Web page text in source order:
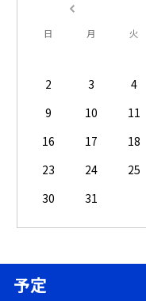
日 月 火
2
3 4
9
10 11
16
17 18
23
24 25
30
31
予定